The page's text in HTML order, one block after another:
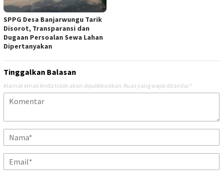
SPPG Desa Banjarwungu Tarik
Disorot, Transparansi dan
Dugaan Persoalan Sewa Lahan
Dipertanyakan
Tinggalkan Balasan
Alamat email Anda tidak akan dipublikasikan. Ruas yang wajib ditandai *